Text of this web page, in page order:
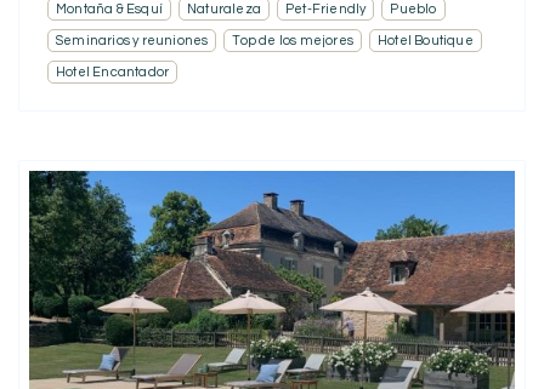
Montaña & Esquí Naturaleza Pet-Friendly Pueblo
Seminarios y reuniones Top de los mejores Hotel Boutique
Hotel Encantador